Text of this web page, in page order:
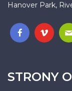
Hanover Park,
STRONY